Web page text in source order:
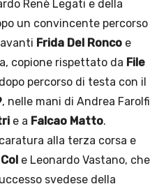
Renè Legati e della
un convincente percorso
Frida Del Ronco e
copione rispettato da File
percorso di testa con il
, nelle mani di Andrea Farolfi
e a Falcao Matto.
alla terza corsa e
e Leonardo Vastano, che
svedese della